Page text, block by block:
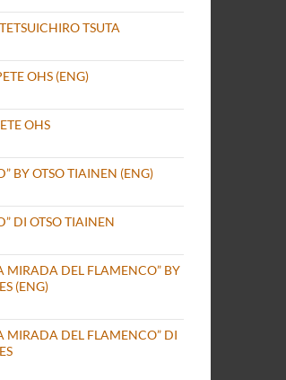
TSUTA
OHS (ENG)
OHS
BY OTSO TIAINEN (ENG)
DI OTSO TIAINEN
MIRADA DEL FLAMENCO” BY
(ENG)
MIRADA DEL FLAMENCO” DI